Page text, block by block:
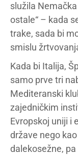
služila
ostale“ – kada
trake, sada bi
smislu
Kada bi Italija,
samo prve tri
Mediteranski
zajedničkim
Evropskoj uniji i
države nego
dalekosežne,